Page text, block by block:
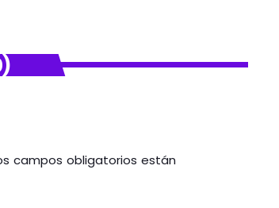
campos obligatorios están